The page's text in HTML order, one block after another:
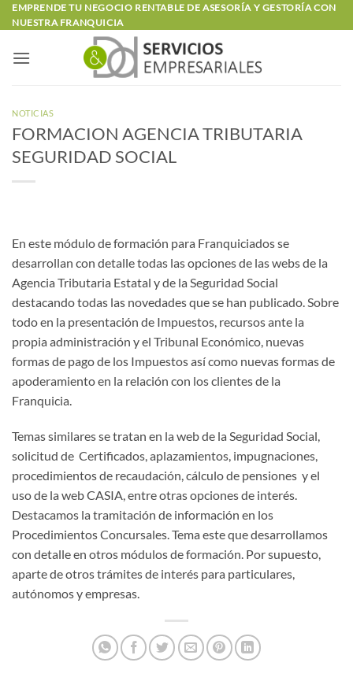
Saltar
al
EMPRENDE TU NEGOCIO RENTABLE DE ASESORÍA Y GESTORÍA CON
NUESTRA FRANQUICIA
NOTICIAS
FORMACION AGENCIA TRIBUTARIA
SEGURIDAD SOCIAL
En este módulo de formación para Franquiciados se
desarrollan con detalle todas las opciones de las webs de la
Agencia Tributaria Estatal y de la Seguridad Social
destacando todas las novedades que se han publicado. Sobre
todo en la presentación de Impuestos, recursos ante la
propia administración y el Tribunal Económico, nuevas
formas de pago de los Impuestos así como nuevas formas de
apoderamiento en la relación con los clientes de la
Franquicia.
Temas similares se tratan en la web de la Seguridad Social,
solicitud de Certificados, aplazamientos, impugnaciones,
procedimientos de recaudación, cálculo de pensiones y el
uso de la web CASIA, entre otras opciones de interés.
Destacamos la tramitación de información en los
Procedimientos Concursales. Tema este que desarrollamos
con detalle en otros módulos de formación. Por supuesto,
aparte de otros trámites de interés para particulares,
autónomos y empresas.